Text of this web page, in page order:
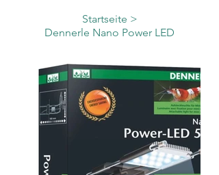
Startseite >
Dennerle Nano Power LED